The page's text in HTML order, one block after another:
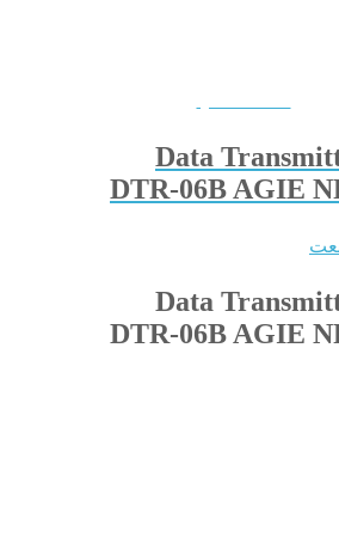
Data
DTR-06B AGIE
Data
DTR-06B AGIE